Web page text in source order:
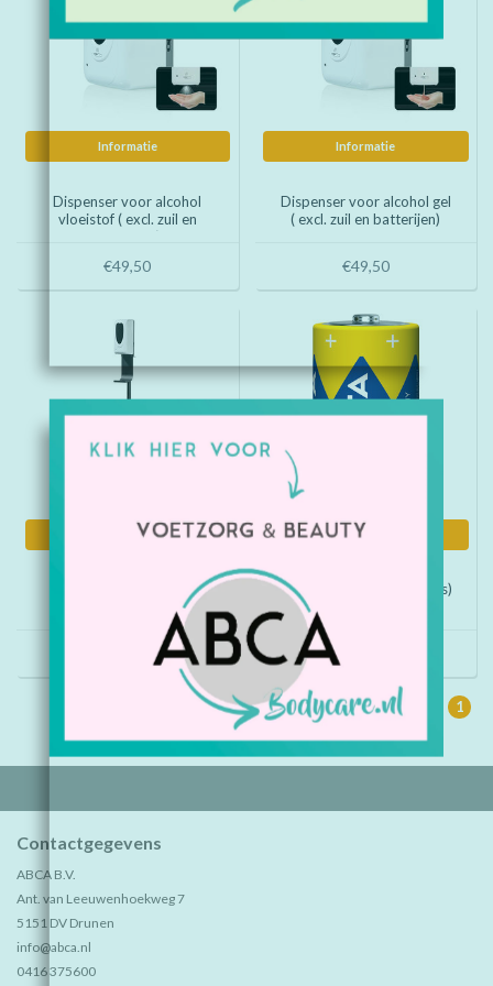
Informatie
Dispenser voor alcohol
vloeistof ( excl. zuil en
batterijen)
€49,50
Informatie
Dispenser voor alcohol gel
( excl. zuil en batterijen)
€49,50
Informatie
Touchless Alcohol-spray
dispenser met lekbakje
Informatie
Varta C Batterijen (4 stuks)
1
Contactgegevens
ABCA B.V.
Ant. van Leeuwenhoekweg 7
5151 DV Drunen
info@abca.nl
0416 375600